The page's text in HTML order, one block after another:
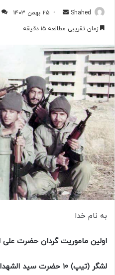
Shahed ۲۵ بهمن ۱۴۰۳
زمان تقریبی مطالعه ۱۵ دقیقه
به نام خدا
اولین ماموریت گردان حضرت علی
لشگر (تیپ) ۱۰ حضرت سید الشهداء علیه السلام